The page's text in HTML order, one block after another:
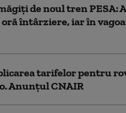
de noul tren PESA:
întârziere, iar în
tarifelor pentru
Anunțul CNAIR